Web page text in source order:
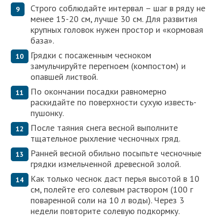
Строго соблюдайте интервал – шаг в ряду не
менее 15-20 см, лучше 30 см. Для развития
крупных головок нужен простор и «кормовая
база».
Грядки с посаженным чесноком
замульчируйте перегноем (компостом) и
опавшей листвой.
По окончании посадки равномерно
раскидайте по поверхности сухую известь-
пушонку.
После таяния снега весной выполните
тщательное рыхление чесночных гряд.
Ранней весной обильно посыпьте чесночные
грядки измельченной древесной золой.
Как только чеснок даст перья высотой в 10
см, полейте его солевым раствором (100 г
поваренной соли на 10 л воды). Через 3
недели повторите солевую подкормку.